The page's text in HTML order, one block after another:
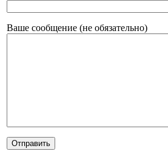
Ваше сообщение (не обязательно)